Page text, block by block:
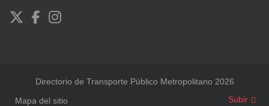
Directorio de Transporte Público Metropolitano 2026
Mapa del sitio
Subir